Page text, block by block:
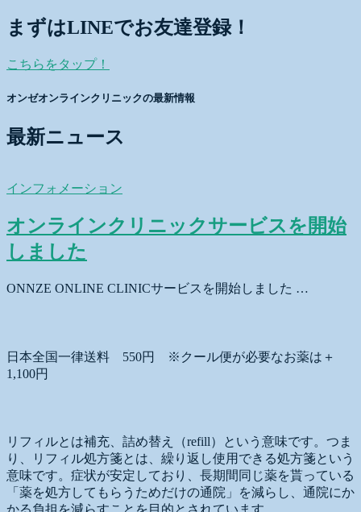
まずはLINEでお友達登録！
こちらをタップ！
オンゼオンラインクリニックの最新情報
最新ニュース
インフォメーション
オンラインクリニックサービスを開始
しました
ONNZE ONLINE CLINICサービスを開始しました …
日本全国一律送料 550円 ※クール便が必要なお薬は＋
1,100円
リフィルとは補充、詰め替え（refill）という意味です。つま
り、リフィル処方箋とは、繰り返し使用できる処方箋という
意味です。症状が安定しており、長期間同じ薬を貰っている
「薬を処方してもらうためだけの通院」を減らし、通院にか